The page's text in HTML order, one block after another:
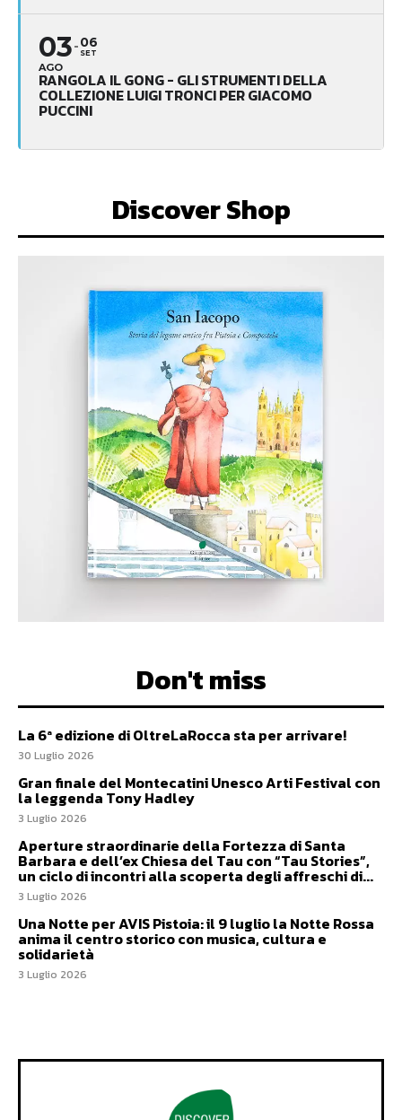
03
AGO
06
SET
RANGOLA IL GONG - GLI STRUMENTI DELLA
COLLEZIONE LUIGI TRONCI PER GIACOMO
PUCCINI
Discover Shop
Don't miss
La 6ª edizione di OltreLaRocca sta per arrivare!
30 Luglio 2026
Gran finale del Montecatini Unesco Arti Festival con
la leggenda Tony Hadley
3 Luglio 2026
Aperture straordinarie della Fortezza di Santa
Barbara e dell’ex Chiesa del Tau con “Tau Stories”,
un ciclo di incontri alla scoperta degli affreschi di...
3 Luglio 2026
Una Notte per AVIS Pistoia: il 9 luglio la Notte Rossa
anima il centro storico con musica, cultura e
solidarietà
3 Luglio 2026